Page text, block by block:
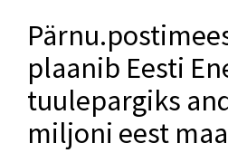
plaanib Eesti
tuulepargiks
miljoni eest